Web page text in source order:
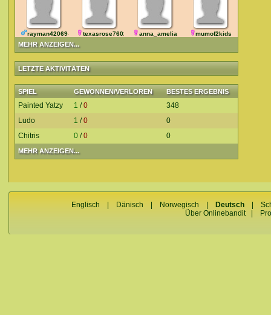
MEHR ANZEIGEN...
rayman42069420 texasrose76028 anna_amelia mumof2kids
LETZTE AKTIVITÄTEN
SPIEL GEWONNEN/VERLOREN BESTES ERGEBNIS
MEHR ANZEIGEN...
Painted Yatzy 1 /0
348
Ludo
1 /0
0
Chitris
0 /0 0
Englisch Dänisch Norwegisch Deutsch |
Über Onlinebandit|